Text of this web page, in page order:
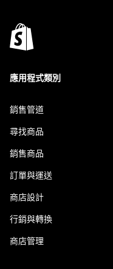
應用程式類別
銷售管道
尋找商品
銷售商品
訂單與運送
商店設計
行銷與轉換
商店管理